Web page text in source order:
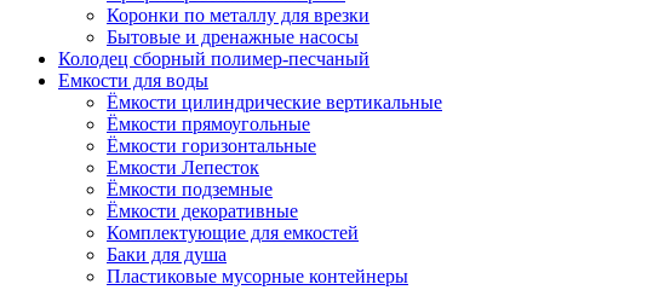
Коронки по металлу для врезки
Бытовые и дренажные насосы
Колодец сборный полимер-песчаный
Емкости для воды
Ёмкости цилиндрические вертикальные
Ёмкости прямоугольные
Ёмкости горизонтальные
Емкости Лепесток
Ёмкости подземные
Ёмкости декоративные
Комплектующие для емкостей
Баки для душа
Пластиковые мусорные контейнеры